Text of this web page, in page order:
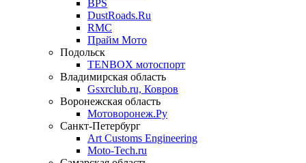
BPS
DustRoads.Ru
RMC
Прайм Мото
Подольск
TENBOX мотоспорт
Владимирская область
Gsxrclub.ru, Ковров
Воронежская область
Мотоворонеж.Ру
Санкт-Петербург
Art Customs Engineering
Moto-Tech.ru